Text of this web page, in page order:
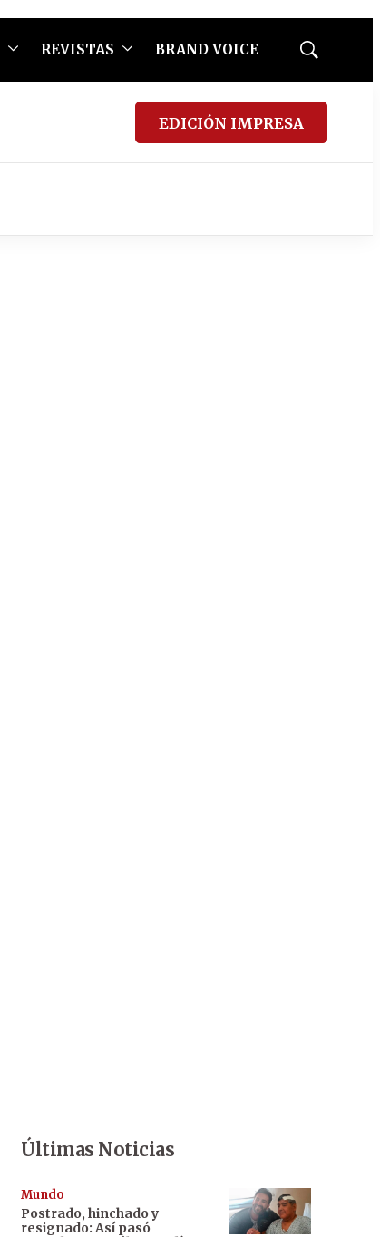
REVISTAS BRAND VOICE
Mostrar
EDICIÓN IMPRESA
Últimas Noticias
Mundo
Postrado, hinchado y
resignado: Así pasó